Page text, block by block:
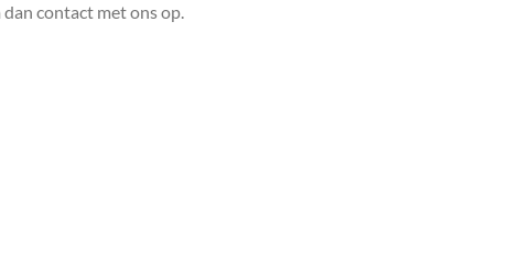
contact met ons op.